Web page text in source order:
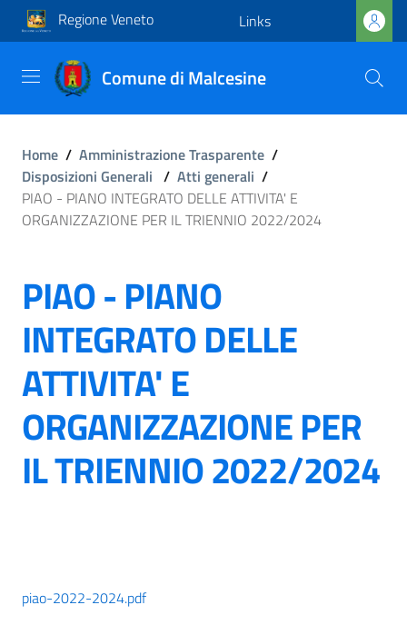
Regione Veneto Links
Comune di Malcesine
Home / Amministrazione Trasparente /
Disposizioni Generali / Atti generali /
PIAO - PIANO INTEGRATO DELLE ATTIVITA' E
ORGANIZZAZIONE PER IL TRIENNIO 2022/2024
PIAO - PIANO
INTEGRATO DELLE
ATTIVITA' E
ORGANIZZAZIONE PER
IL TRIENNIO 2022/2024
piao-2022-2024.pdf